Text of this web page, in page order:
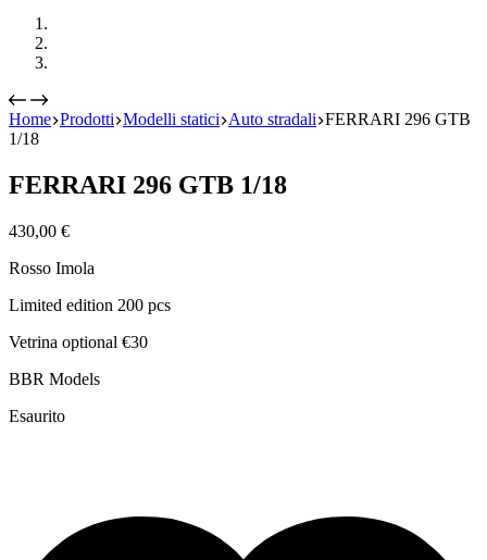
Home Prodotti Modelli statici Auto stradali FERRARI 296 GTB
1/18
FERRARI 296 GTB 1/18
430,00 €
Rosso Imola
Limited edition 200 pcs
Vetrina optional €30
BBR Models
Esaurito